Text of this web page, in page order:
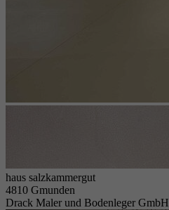
haus salzkammergut
4810 Gmunden
Drack Maler und Bodenleger GmbH